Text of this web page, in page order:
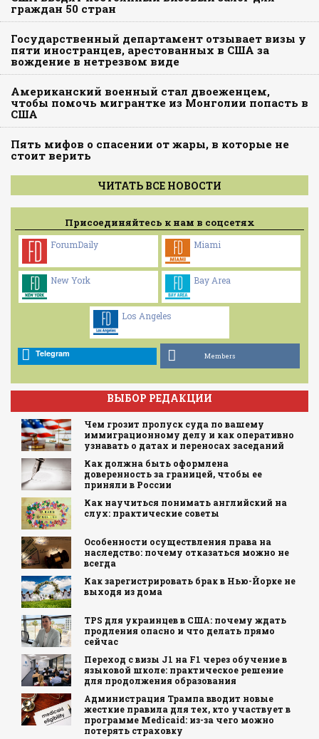
граждан 50 стран
Государственный департамент отзывает визы у
пяти иностранцев, арестованных в США за
вождение в нетрезвом виде
Американский военный стал двоеженцем,
чтобы помочь мигрантке из Монголии попасть в
США
Пять мифов о спасении от жары, в которые не
стоит верить
ЧИТАТЬ ВСЕ НОВОСТИ
Присоединяйтесь к нам в соцсетях
ForumDaily Miami
New York Bay Area
Los Angeles
Telegram Members
ВЫБОР РЕДАКЦИИ
Чем грозит пропуск суда по вашему
иммиграционному делу и как оперативно
узнавать о датах и переносах заседаний
Как должна быть оформлена
доверенность за границей, чтобы ее
приняли в России
Как научиться понимать английский на
слух: практические советы
Особенности осуществления права на
наследство: почему отказаться можно не
всегда
Как зарегистрировать брак в Нью-Йорке не
выходя из дома
TPS для украинцев в США: почему ждать
продления опасно и что делать прямо
сейчас
Переход с визы J1 на F1 через обучение в
языковой школе: практическое решение
для продолжения образования
Администрация Трампа вводит новые
жесткие правила для тех, кто участвует в
программе Medicaid: из-за чего можно
потерять страховку